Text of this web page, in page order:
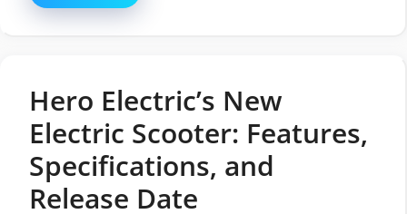
Hero Electric’s New
Electric Scooter: Features,
Specifications, and
Release Date